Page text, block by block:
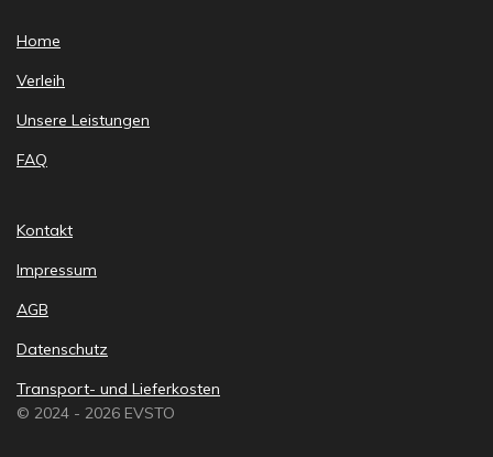
Home
Verleih
Unsere Leistungen
FAQ
Kontakt
Impressum
AGB
Datenschutz
Transport- und Lieferkosten
© 2024 - 2026 EVSTO